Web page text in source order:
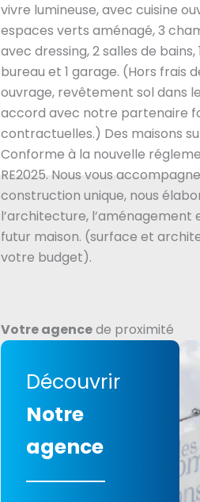
vivre lumineuse, avec cuisine
espaces verts aménagé, 3
avec dressing, 2 salles de bains,
bureau et 1 garage. (Hors frais
ouvrage, revêtement sol dans
accord avec notre partenaire
contractuelles.) Des maisons
Conforme à la nouvelle
RE2025. Nous vous
construction unique, nous
l’architecture,
futur maison. (surface et
votre budget).
Votre agencede proximité
Découvrir
Notre
agence